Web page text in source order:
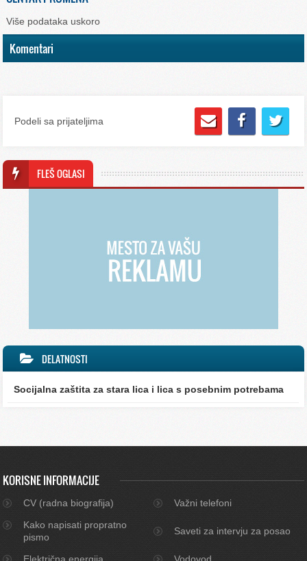
Više podataka uskoro
Komentari
Podeli sa prijateljima
FLEŠ OGLASI
DELATNOSTI
Socijalna zaštita za stara lica i lica s posebnim potrebama
KORISNE INFORMACIJE
CV (radna biografija)
Važni telefoni
Kako napisati propratno
pismo
Saveti za intervju za posao
Električna energija
Vodovod